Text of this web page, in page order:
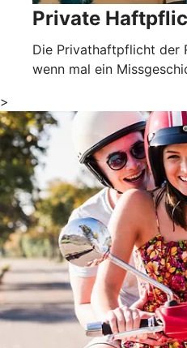
Private
Die Privathaftpflicht der
wenn mal ein
>